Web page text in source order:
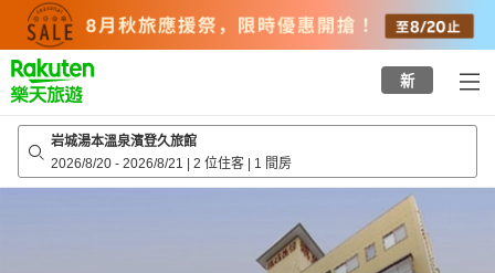
top
page
新
岩城湯本溫泉濱登久旅館
2026/8/20 - 2026/8/21 | 2 位住客 | 1 間房